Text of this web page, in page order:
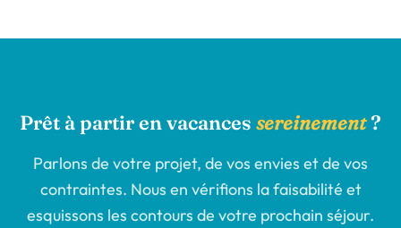
Prêt à partir en vacances sereinement?
Parlons de votre projet, de vos envies et de vos
contraintes. Nous en vérifions la faisabilité et
esquissons les contours de votre prochain séjour.